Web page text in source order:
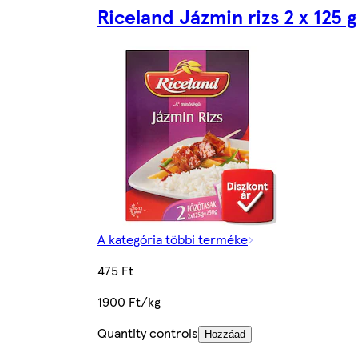
Riceland Jázmin rizs 2 x 125 g
A kategória többi terméke
475 Ft
1900 Ft/kg
Quantity controls
Hozzáad